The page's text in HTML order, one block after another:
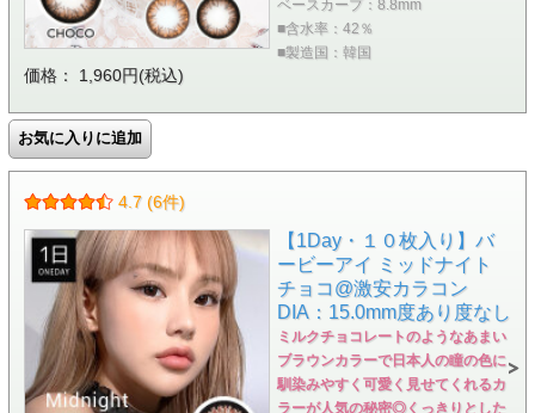
ベースカーブ：8.8mm
■含水率：42％
■製造国：韓国
価格： 1,960円(税込)
4.7 (6件)
【1Day・１０枚入り】バ
ービーアイ ミッドナイト
チョコ@激安カラコン
DIA：15.0mm度あり度なし
ミルクチョコレートのようなあまい
ブラウンカラーで日本人の瞳の色に
馴染みやすく可愛く見せてくれるカ
ラーが人気の秘密◎くっきりとした